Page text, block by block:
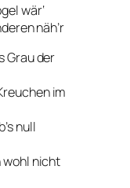
wär‘
näh’r
Grau der
im
null
wohl nicht